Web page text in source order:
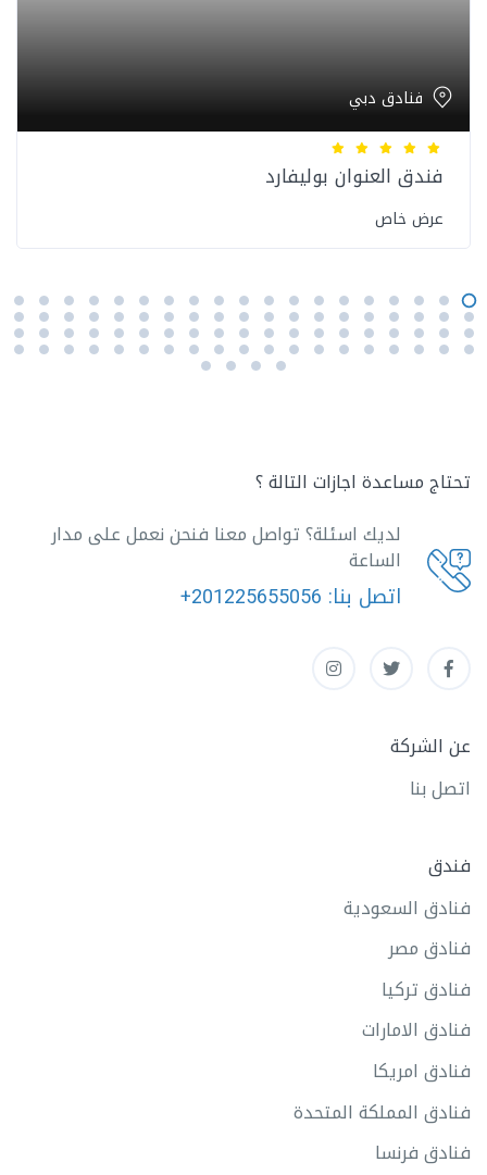
فنادق دبي
فندق العنوان بوليفارد
عرض خاص
تحتاج مساعدة اجازات التالة ؟
لديك اسئلة؟ تواصل معنا فنحن نعمل على مدار
الساعة
اتصل بنا: +201225655056
عن الشركة
اتصل بنا
فندق
فنادق السعودية
فنادق مصر
فنادق تركيا
فنادق الامارات
فنادق امريكا
فنادق المملكة المتحدة
فنادق فرنسا